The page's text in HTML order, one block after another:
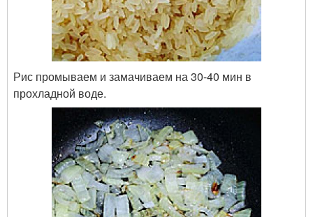
Рис промываем и замачиваем на 30-40 мин в
прохладной воде.